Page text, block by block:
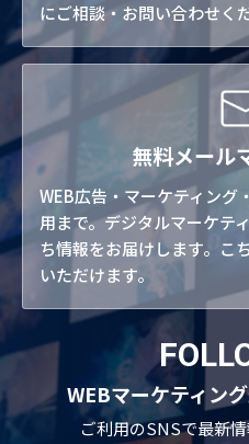
にご相談・お問い合わせく
無料メール
WEB広告・マーケティング
用まで。デジタルマーケテ
ち情報をお届けします。こ
いただけます。
WEBマーケティン
ご利用のSNSで最新